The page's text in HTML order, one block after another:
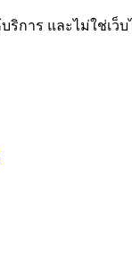
การ และไม่ใช่เ